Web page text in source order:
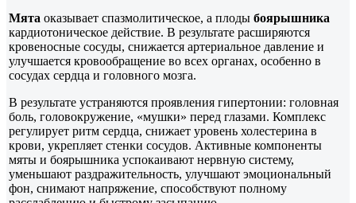
Мята оказывает спазмолитическое, а плоды боярышника
кардиотоническое действие. В результате расширяются
кровеносные сосуды, снижается артериальное давление и
улучшается кровообращение во всех органах, особенно в
сосудах сердца и головного мозга.
В результате устраняются проявления гипертонии: головная
боль, головокружение, «мушки» перед глазами. Комплекс
регулирует ритм сердца, снижает уровень холестерина в
крови, укрепляет стенки сосудов. Активные компоненты
мяты и боярышника успокаивают нервную систему,
уменьшают раздражительность, улучшают эмоциональный
фон, снимают напряжение, способствуют полному